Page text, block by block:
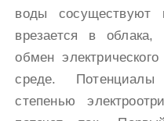
воды
врезается в облака,
обмен
среде.
степенью